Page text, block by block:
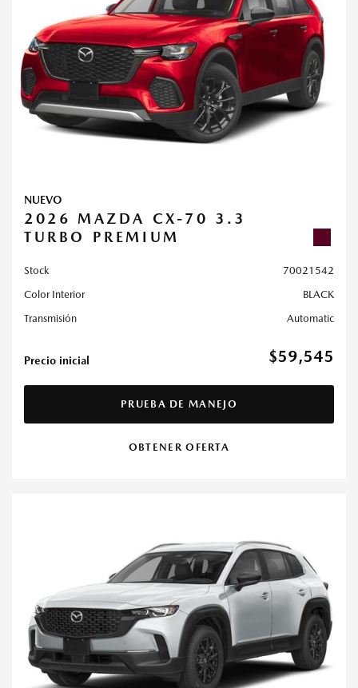
NUEVO
2026 MAZDA CX-70 3.3
TURBO PREMIUM
Stock
70021542
Color Interior
BLACK
Transmisión
Automatic
Precio inicial $59,545
PRUEBA DE MANEJO
OBTENER OFERTA